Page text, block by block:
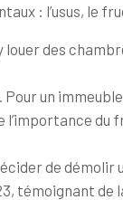
: l’usus, le
louer des
un
l’importance du
de démolir
témoignant de